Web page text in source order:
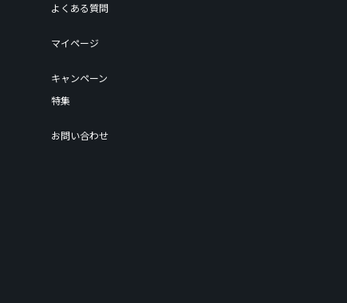
よくある質問
マイページ
キャンペーン
特集
お問い合わせ